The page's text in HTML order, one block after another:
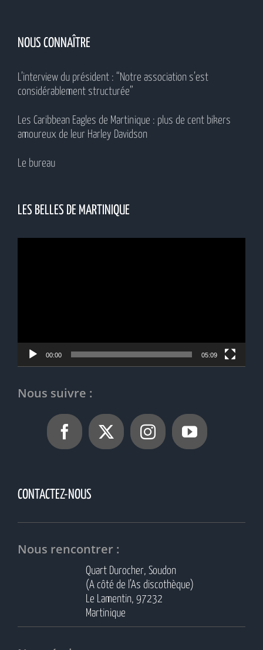
NOUS CONNAÎTRE
L’interview du président : “Notre association s’est
considérablement structurée”
Les Caribbean Eagles de Martinique : plus de cent bikers
amoureux de leur Harley Davidson
Le bureau
LES BELLES DE MARTINIQUE
00:00 05:09
Nous suivre :
CONTACTEZ-NOUS
Nous rencontrer :
Quart Durocher, Soudon
(A côté de l’As discothèque)
Le Lamentin, 97232
Martinique